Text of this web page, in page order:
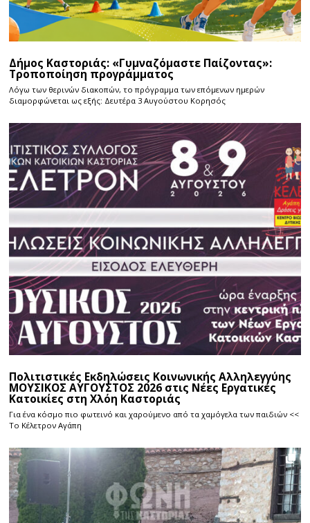
Δήμος Καστοριάς: «Γυμναζόμαστε Παίζοντας»:
Τροποποίηση προγράμματος
Λόγω των θερινών διακοπών, το πρόγραμμα των επόμενων ημερών
διαμορφώνεται ως εξής: Δευτέρα 3 Αυγούστου Κορησός
Πολιτιστικές Εκδηλώσεις Κοινωνικής Αλληλεγγύης
ΜΟΥΣΙΚΟΣ ΑΥΓΟΥΣΤΟΣ 2026 στις Νέες Εργατικές
Κατοικίες στη Χλόη Καστοριάς
Για ένα κόσμο πιο φωτεινό και χαρούμενο από τα χαμόγελα των παιδιών <<
Το Κέλετρον Αγάπη